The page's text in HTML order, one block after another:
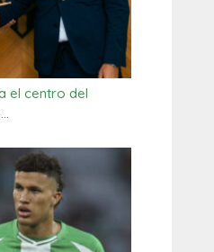
el centro del